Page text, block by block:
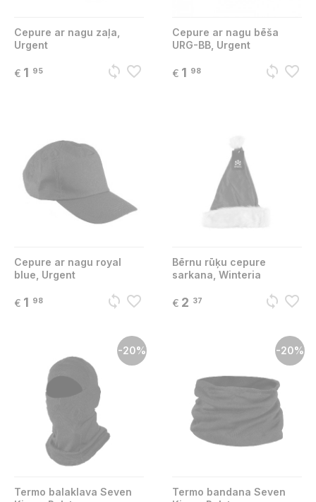
Cepure ar nagu zaļa,
Urgent
€ 1 95 sync favorite_border
Cepure ar nagu bēša
URG-BB, Urgent
€ 1 98 sync favorite_border
Cepure ar nagu royal
blue, Urgent
€ 1 98 sync favorite_border
Bērnu rūķu cepure
sarkana, Winteria
€ 2 37 sync favorite_border
-20%
Termo balaklava Seven
-20%
Termo bandana Seven